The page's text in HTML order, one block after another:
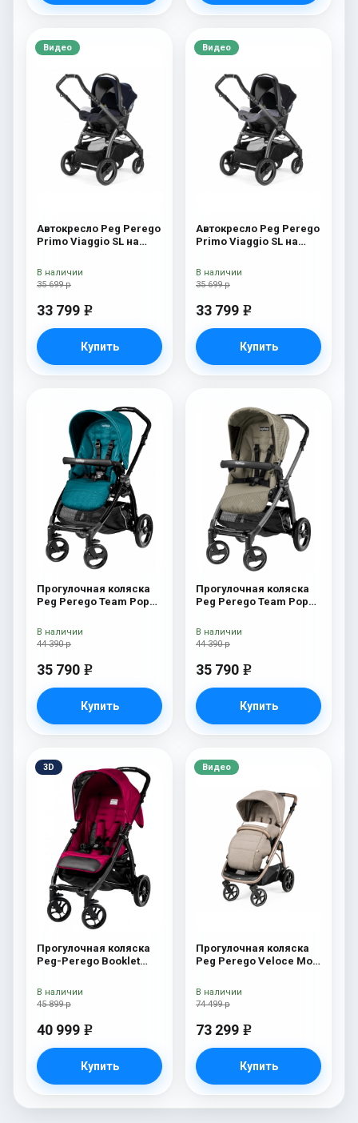
Видео
Автокресло Peg Perego
Primo Viaggio SL на
White/Black) Luna
35 699 р
33 799 e
Купить
В наличии
Видео
Автокресло Peg Perego
Primo Viaggio SL на
White/Black) Ascot
35 699 р
33 799 e
Купить
В наличии
Прогулочная коляска
Peg Perego Team Pop
44 390 р
35 790 e
Купить
В наличии
Прогулочная коляска
Peg Perego Team Pop
44 390 р
35 790 e
Купить
В наличии
3D
Прогулочная коляска
Peg-Perego Booklet
45 899 р
40 999 e
Купить
В наличии
Видео
Прогулочная коляска
Peg Perego Veloce Mon
74 499 р
73 299 e
Купить
В наличии